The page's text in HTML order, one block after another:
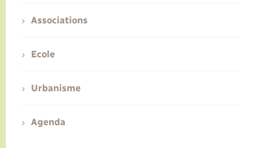
Associations
Ecole
Urbanisme
Agenda